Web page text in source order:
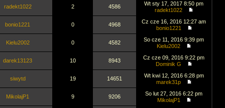
radekt1022 2 4586
Wt sty 17, 2017 8:50 pm
radekt1022
bonio1221 0 4968
Cz cze 16, 2016 12:27 am
bonio1221
Kielu2002 0 4582
So cze 11, 2016 9:39 pm
Kielu2002
darek13123 10 8943
Cz cze 09, 2016 9:22 pm
Dominik G
siwytd 19 14651
Wt kwi 12, 2016 6:28 pm
marek31p
MikolajP1 9 9206
So lut 27, 2016 6:22 pm
MikolajP1